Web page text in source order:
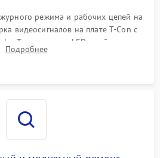
режима и рабочих цепей на
видеосигналов на плате T-Con с
Тестирование LED-драйвера и
подсветки мультиметром.
Подробнее